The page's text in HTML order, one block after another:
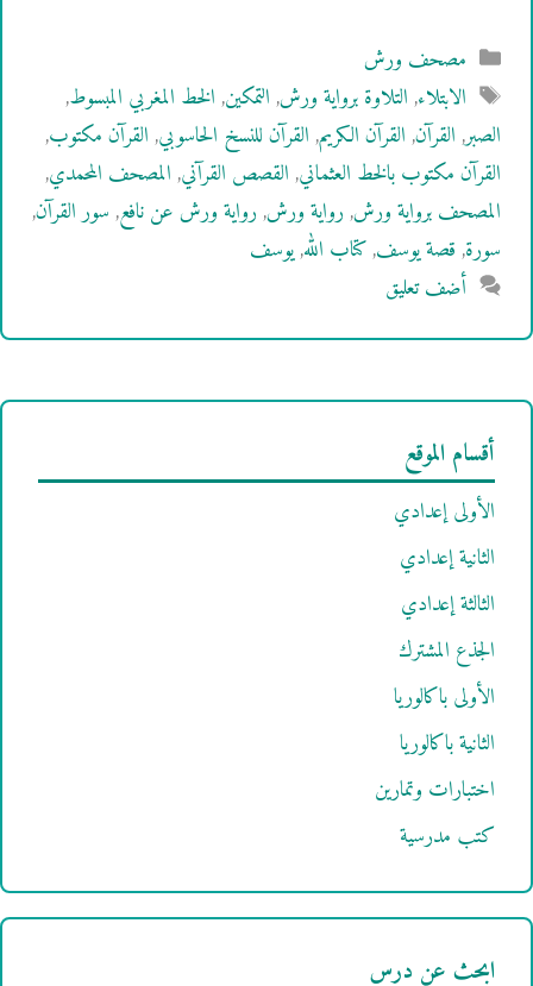
التصنيفات
مصحف ورش
الوسوم
الابتلاء,التلاوة برواية ورش,التمكين,الخط المغربي المبسوط,
الصبر,القرآن,القرآن الكريم,القرآن للنسخ الحاسوبي,القرآن مكتوب,
القرآن مكتوب بالخط العثماني,القصص القرآني,المصحف المحمدي,
المصحف برواية ورش,رواية ورش,رواية ورش عن نافع,سور القرآن,
سورة,قصة يوسف,كتاب الله,يوسف
أضف تعليق
أقسام الموقع
الأولى إعدادي
الثانية إعدادي
الثالثة إعدادي
الجذع المشترك
الأولى باكالوريا
الثانية باكالوريا
اختبارات وتمارين
كتب مدرسية
ابحث عن درس